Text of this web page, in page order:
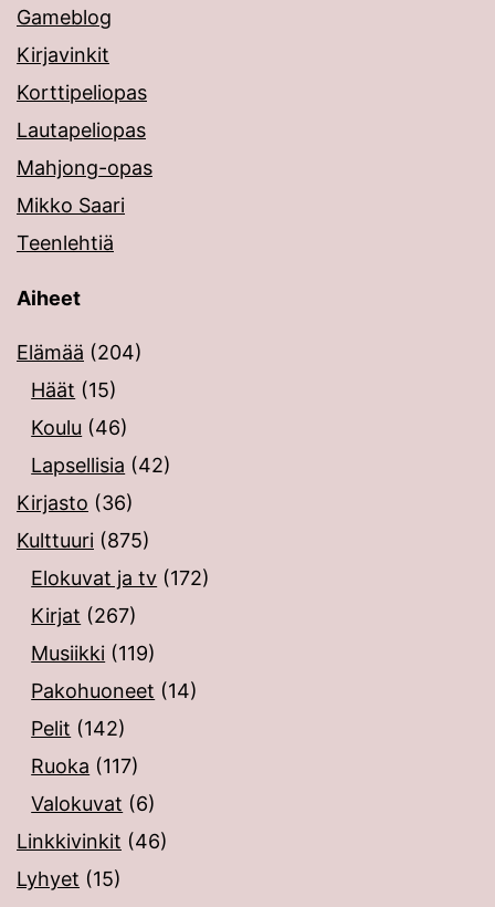
Gameblog
Kirjavinkit
Korttipeliopas
Lautapeliopas
Mahjong-opas
Mikko Saari
Teenlehtiä
Aiheet
Elämää (204)
Häät (15)
Koulu (46)
Lapsellisia (42)
Kirjasto (36)
Kulttuuri (875)
Elokuvat ja tv (172)
Kirjat (267)
Musiikki (119)
Pakohuoneet (14)
Pelit (142)
Ruoka (117)
Valokuvat (6)
Linkkivinkit (46)
Lyhyet (15)